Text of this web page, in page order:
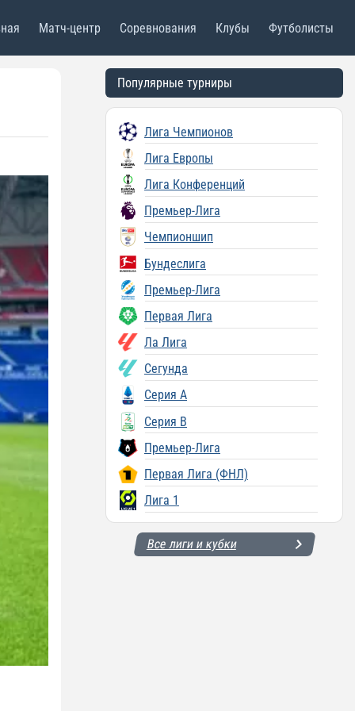
Матч-центр Соревнования Клубы Футболисты
Популярные турниры
Лига Чемпионов
Лига Европы
Лига Конференций
Премьер-Лига
Чемпионшип
Бундеслига
Премьер-Лига
Первая Лига
Ла Лига
Сегунда
Серия A
Серия B
Премьер-Лига
Первая Лига (ФНЛ)
Лига 1
Все лиги и кубки